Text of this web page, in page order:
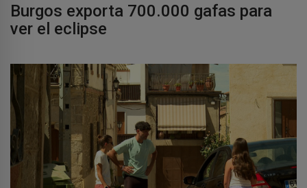
Burgos exporta 700.000 gafas para
ver el eclipse